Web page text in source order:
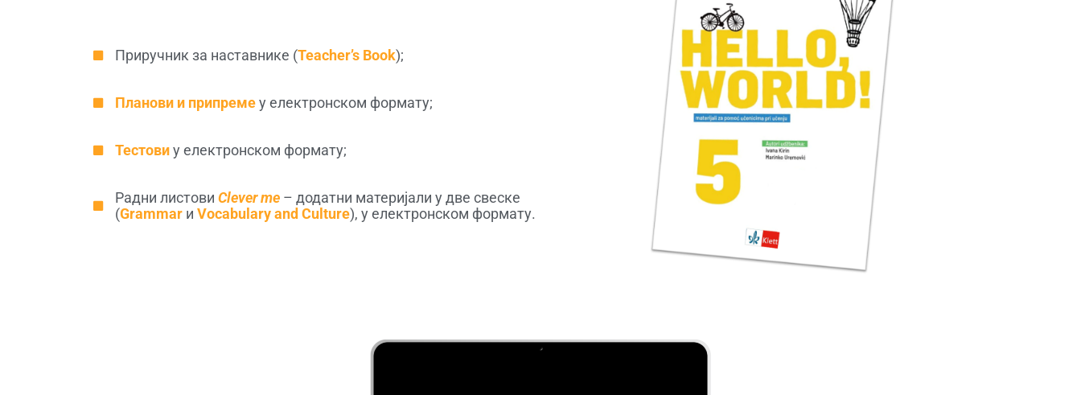
Приручник за наставнике (Teacher’s Book);
Планови и припремеу електронском формату;
Тестовиу електронском формату;
Радни листови Clever me– додатни материјали у две свеске
(Grammarи Vocabulary and Culture), у електронском формату.